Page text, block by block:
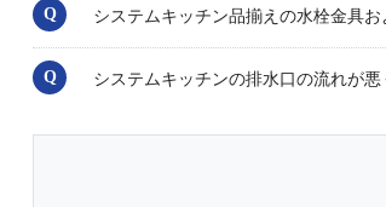
システムキッチン品揃えの水栓金具
システムキッチンの排水口の流れが